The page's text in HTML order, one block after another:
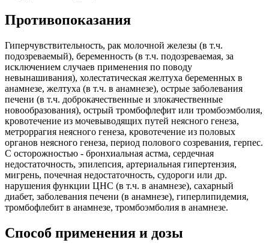
Противопоказания
Гиперчувствительность, рак молочной железы (в т.ч.
подозреваемый), беременность (в т.ч. подозреваемая, за
исключением случаев применения по поводу
невынашивания), холестатическая желтуха беременных в
анамнезе, желтуха (в т.ч. в анамнезе), острые заболевания
печени (в т.ч. доброкачественные и злокачественные
новообразования), острый тромбофлефит или тромбоэмболия,
кровотечение из мочевыводящих путей неясного генеза,
метроррагия неясного генеза, кровотечение из половых
органов неясного генеза, период полового созревания, герпес.
С осторожностью - бронхиальная астма, сердечная
недостаточность, эпилепсия, артериальная гипертензия,
мигрень, почечная недостаточность, судороги или др.
нарушения функции ЦНС (в т.ч. в анамнезе), сахарный
диабет, заболевания печени (в анамнезе), гиперлипидемия,
тромбофлебит в анамнезе, тромбоэмболия в анамнезе.
Способ применения и дозы